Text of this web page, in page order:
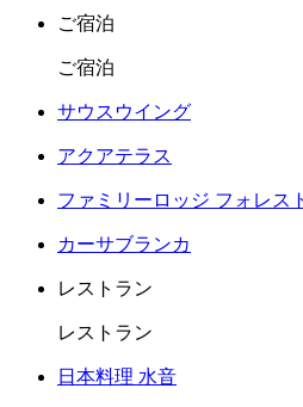
ご宿泊
ご宿泊
サウスウイング
アクアテラス
ファミリーロッジ フォレス
カーサブランカ
レストラン
レストラン
日本料理 水音